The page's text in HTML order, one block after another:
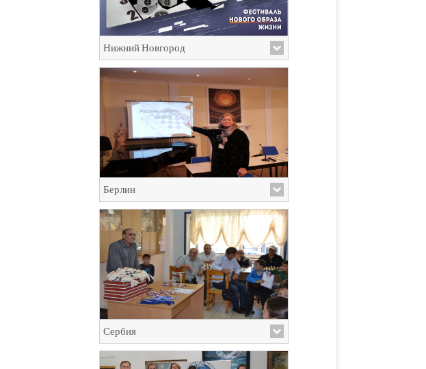
Нижний Новгород
Берлин
Сербия